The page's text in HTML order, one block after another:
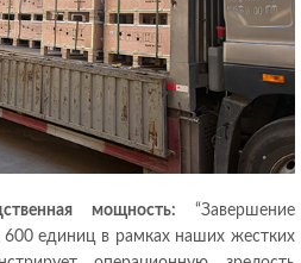
мощность: “Завершение
единиц в рамках наших жестких